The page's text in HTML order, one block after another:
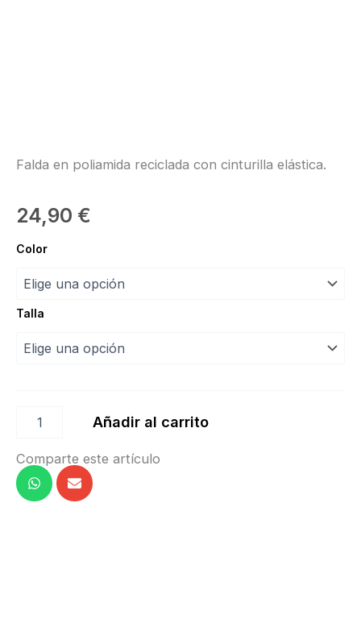
Falda en poliamida reciclada con cinturilla elástica.
24,90 €
Color
Talla
Falda
cantidad
Añadir al carrito
Comparte este artículo